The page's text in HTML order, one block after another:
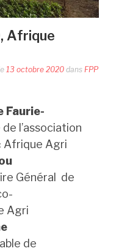
Afrique
13 octobre 2020dans FPP
Faurie-
l’association
Afrique Agri
Général de
Agri
de